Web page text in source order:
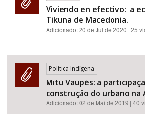
Viviendo en efectivo: la
Tikuna de Macedonia.
Adicionado:20 de Jul de 2020 | 25
Política Indígena
Mitú Vaupés: a
construção do urbano na
Adicionado:02 de Mai de 2019 | 40